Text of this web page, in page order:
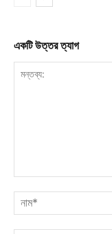
একটি উত্তর ত্যাগ